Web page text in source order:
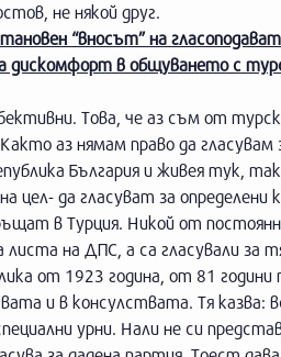
не някой друг.
“вносът” на
дискомфорт в общуването с
Това, че аз съм от
аз нямам право да гласувам
България и живея тук,
да гласуват за определени
в Турция. Никой от
на ДПС, а са гласували за
от 1923 година, от 81
и в консулствата. Тя казва:
урни. Нали не си